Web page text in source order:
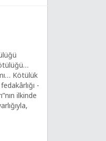
Kötülük
-
ilkinde